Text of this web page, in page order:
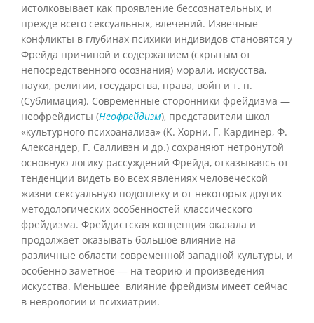
истолковывает как проявление бессознательных, и
прежде всего сексуальных, влечений. Извечные
конфликты в глубинах психики индивидов становятся у
Фрейда причиной и содержанием (скрытым от
непосредственного осознания) морали, искусства,
науки, религии, государства, права, войн и т. п.
(Сублимация). Современные сторонники фрейдизма —
неофрейдисты (Неофрейдизм), представители школ
«культурного психоанализа» (К. Хорни, Г. Кардинер, Ф.
Александер, Г. Салливэн и др.) сохраняют нетронутой
основную логику рассуждений Фрейда, отказываясь от
тенденции видеть во всех явлениях человеческой
жизни сексуальную подоплеку и от некоторых других
методологических особенностей классического
фрейдизма. Фрейдистская концепция оказала и
продолжает оказывать большое влияние на
различные области современной западной культуры, и
особенно заметное — на теорию и произведения
искусства. Меньшее влияние фрейдизм имеет сейчас
в неврологии и психиатрии.